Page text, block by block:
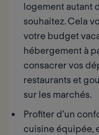
logement autant
souhaitez. Cela
votre budget
hébergement à
consacrer vos
restaurants et
sur les marchés.
Profiter d’un
cuisine équipée,